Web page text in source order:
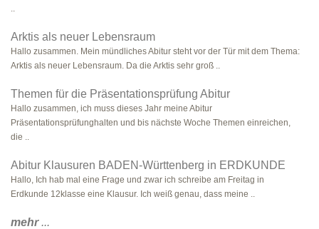
..
Arktis als neuer Lebensraum
Hallo zusammen. Mein mündliches Abitur steht vor der Tür mit dem Thema:
Arktis als neuer Lebensraum. Da die Arktis sehr groß ..
Themen für die Präsentationsprüfung Abitur
Hallo zusammen, ich muss dieses Jahr meine Abitur
Präsentationsprüfunghalten und bis nächste Woche Themen einreichen,
die ..
Abitur Klausuren BADEN-Württenberg in ERDKUNDE
Hallo, Ich hab mal eine Frage und zwar ich schreibe am Freitag in
Erdkunde 12klasse eine Klausur. Ich weiß genau, dass meine ..
mehr...